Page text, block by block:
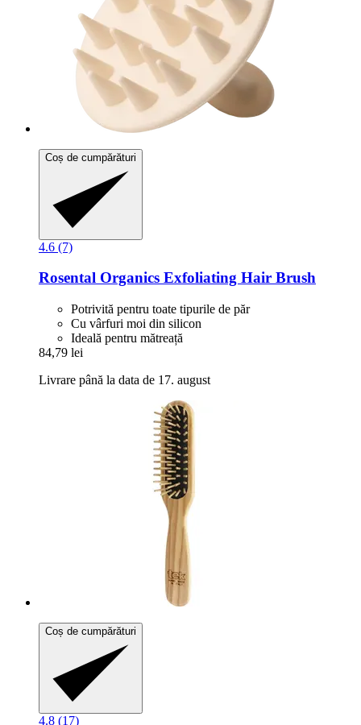
Coș de cumpărături
4.6 (7)
Rosental Organics Exfoliating Hair Brush
Potrivită pentru toate tipurile de păr
Cu vârfuri moi din silicon
Ideală pentru mătreață
84,79 lei
Livrare până la data de 17. august
Coș de cumpărături
4.8 (17)